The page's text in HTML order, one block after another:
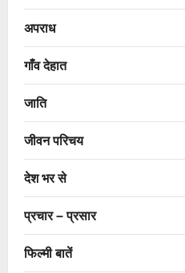
अपराध
गाँव देहात
जाति
जीवन परिचय
देश भर से
प्रचार – प्रसार
फिल्मी बातें